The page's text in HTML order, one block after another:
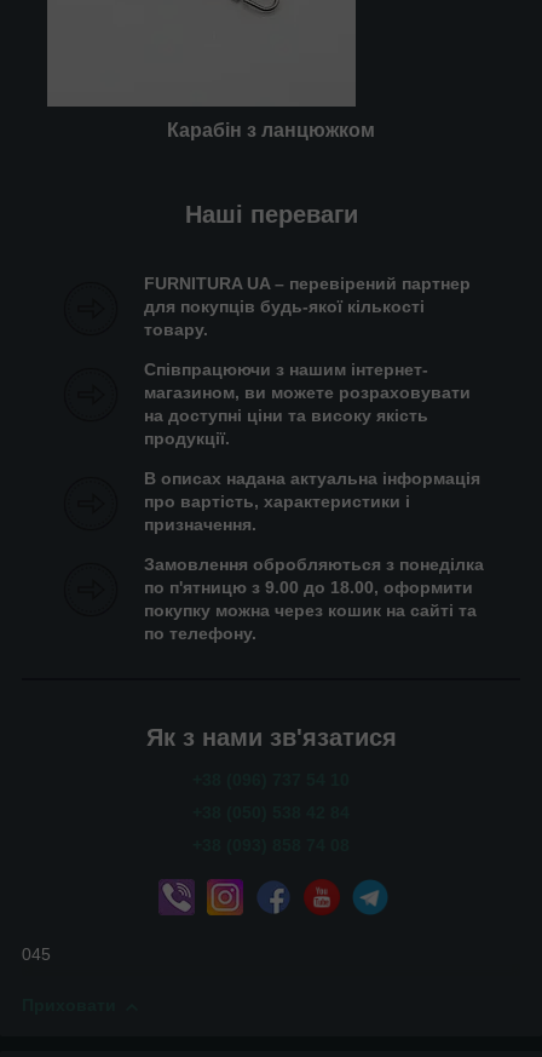
Карабін з ланцюжком
Наші переваги
FURNITURA UA – перевірений партнер
для покупців будь-якої кількості
товару.
Співпрацюючи з нашим інтернет-
магазином, ви можете розраховувати
на доступні ціни та високу якість
продукції.
В описах надана актуальна інформація
про вартість, характеристики і
призначення.
Замовлення обробляються з понеділка
по п'ятницю з 9.00 до 18.00, оформити
покупку можна через кошик на сайті та
по телефону.
Як з нами зв'язатися
045